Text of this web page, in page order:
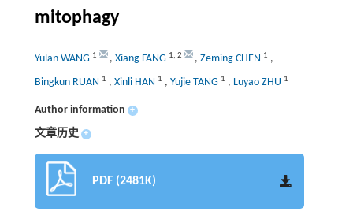
mitophagy
Yulan WANG 1 , Xiang FANG 1, 2 , Zeming CHEN 1 ,
Bingkun RUAN 1 , Xinli HAN 1 , Yujie TANG 1 , Luyao ZHU 1
Author information +
文章历史 +
PDF (2481K)